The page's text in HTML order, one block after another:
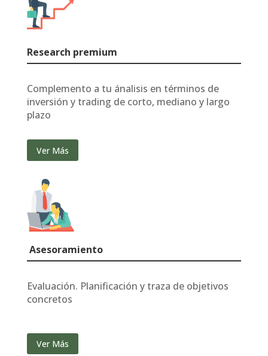
Research premium
Complemento a tu ánalisis en términos de
inversión y trading de corto, mediano y largo
plazo
Ver Más
Asesoramiento
Evaluación. Planificación y traza de objetivos
concretos
Ver Más